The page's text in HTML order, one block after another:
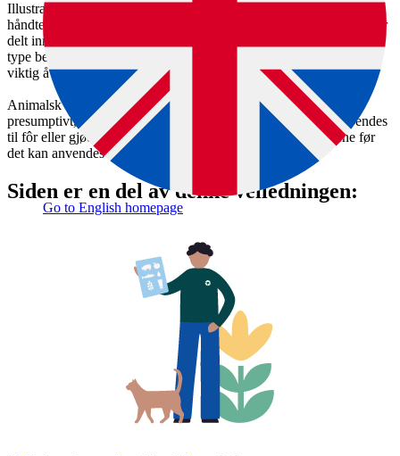
Go to English homepage
Illustrasjonen viser et flytskjema over de ulike trinnene knyttet til
håndtering av animalske biprodukter. De animalske biproduktene er
delt inn i tre kategorier (kategori 1, 2 og 3), som sendes til hver sin
type bearbeiding. Går noe ubearbeidet som fôr til pelsdyr, er det
viktig å ha god kontroll på materialet hele veien.
Animalsk materiale bearbeidet i henhold til krav for sluttpunkt
presumptivt, skal være trygt. Animalsk materiale som skal anvendes
til fôr eller gjødsel, må også oppfylle krav i disse regelverkene før
det kan anvendes i matkjeden.
Siden er en del av denne veiledningen: